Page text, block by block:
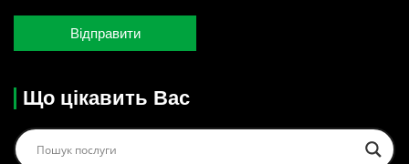
Що цікавить Вас